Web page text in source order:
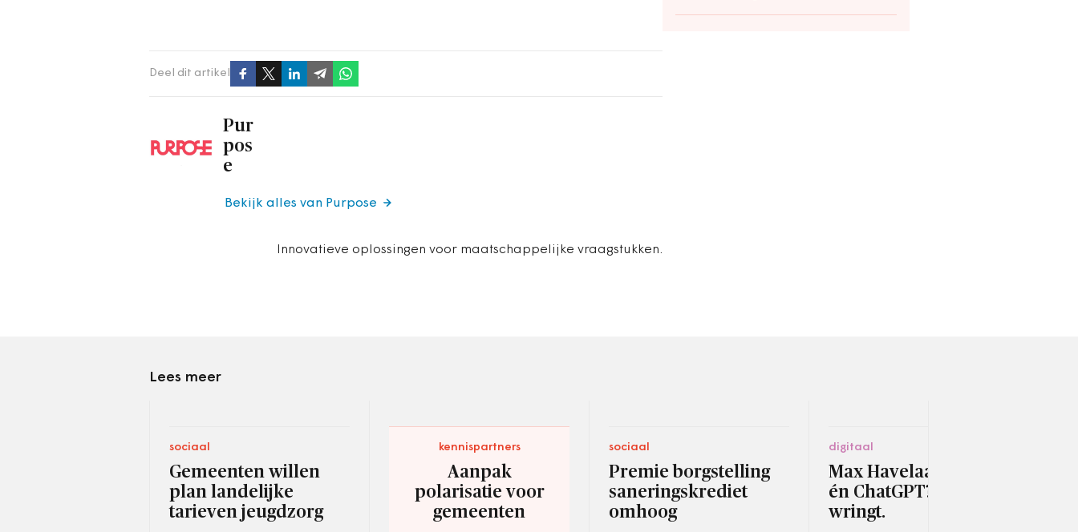
Deel dit artikel
Pur
pos
e
Innovatieve oplossingen voor maatschappelijke vraagstukken.
Bekijk alles van Purpose
Lees meer
sociaal
Gemeenten willen
plan landelijke
tarieven jeugdzorg
kennispartners
Aanpak
polarisatie voor
gemeenten
sociaal
Premie borgstelling
saneringskrediet
omhoog
digitaal
Max Havelaar-koffie
én ChatGPT? Dat
wringt.